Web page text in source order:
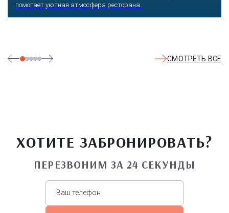
помогает уютная атмосфера ресторана.
СМОТРЕТЬ ВСЕ
ХОТИТЕ ЗАБРОНИРОВАТЬ?
ПЕРЕЗВОНИМ ЗА 24 СЕКУНДЫ